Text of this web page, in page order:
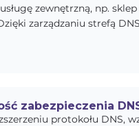
zewnętrzną, np.
zarządzaniu strefą
zabezpieczenia
protokołu DNS,